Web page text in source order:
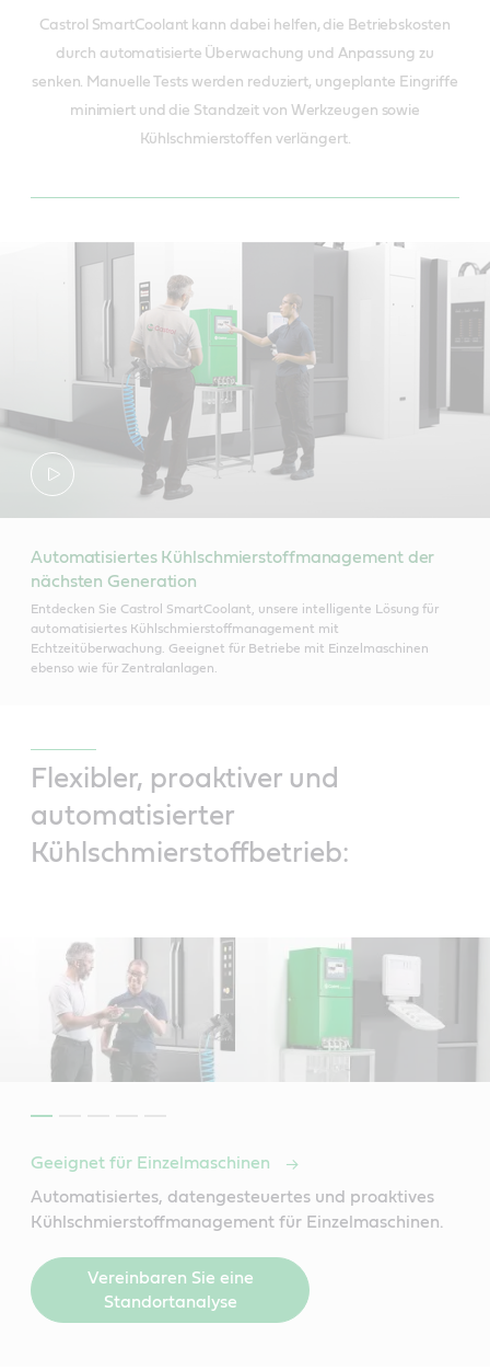
Castrol SmartCoolant kann dabei helfen, die Betriebskosten
durch automatisierte Überwachung und Anpassung zu
senken. Manuelle Tests werden reduziert, ungeplante Eingriffe
minimiert und die Standzeit von Werkzeugen sowie
Kühlschmierstoffen verlängert.
Automatisiertes Kühlschmierstoffmanagement der
nächsten Generation
Entdecken Sie Castrol SmartCoolant, unsere intelligente Lösung für
automatisiertes Kühlschmierstoffmanagement mit
Echtzeitüberwachung. Geeignet für Betriebe mit Einzelmaschinen
ebenso wie für Zentralanlagen.
Flexibler, proaktiver und
automatisierter
Kühlschmierstoffbetrieb:
Geeignet für Einzelmaschinen
Automatisiertes, datengesteuertes und proaktives
Kühlschmierstoffmanagement für Einzelmaschinen.
Vereinbaren Sie eine
Standortanalyse